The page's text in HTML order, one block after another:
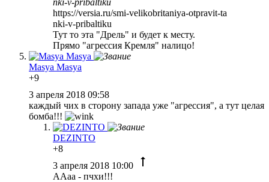
https://versia.ru/smi-velikobritaniya-otpravit-ta
nki-v-pribaltiku
Тут то эта "Дрель" и будет к месту.
Прямо "агрессия Кремля" налицо!
Masya Masya
+9
3 апреля 2018 09:58
каждый чих в сторону запада уже "агрессия", а тут целая
бомба!!!
DEZINTO
+8
3 апреля 2018 10:00
ААаа - пчхи!!!